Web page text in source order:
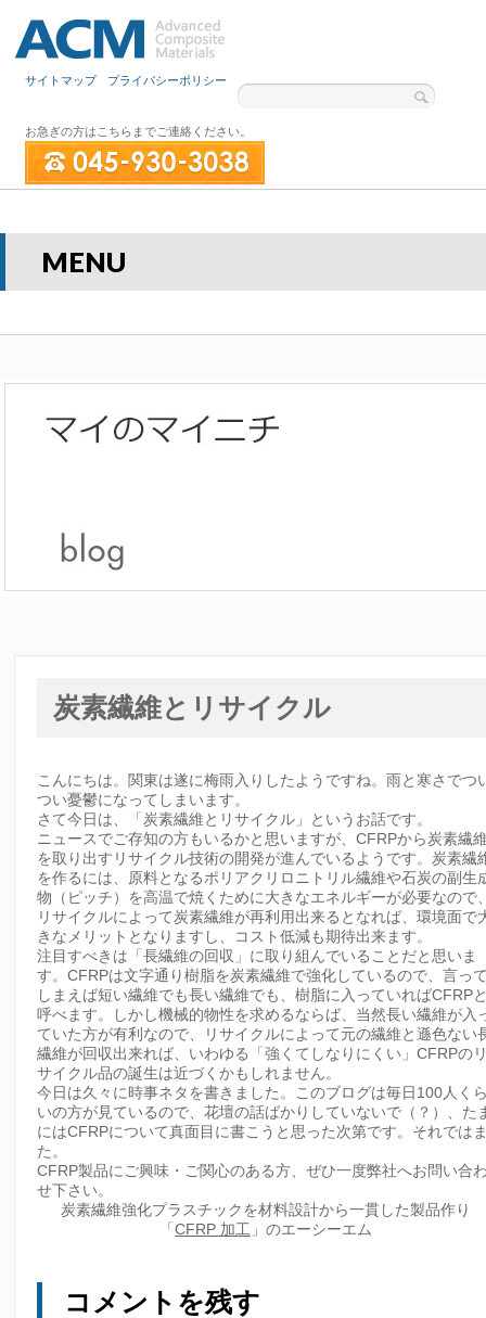
サイトマップ プライバシーポリシー
お急ぎの方はこちらまでご連絡ください。
MENU
炭素繊維とリサイクル
こんにちは。関東は遂に梅雨入りしたようですね。雨と寒さでつ
つい憂鬱になってしまいます。
さて今日は、「炭素繊維とリサイクル」というお話です。
ニュースでご存知の方もいるかと思いますが、CFRPから炭素繊
を取り出すリサイクル技術の開発が進んでいるようです。炭素繊
を作るには、原料となるポリアクリロニトリル繊維や石炭の副生
物（ピッチ）を高温で焼くために大きなエネルギーが必要なので
リサイクルによって炭素繊維が再利用出来るとなれば、環境面で
きなメリットとなりますし、コスト低減も期待出来ます。
注目すべきは「長繊維の回収」に取り組んでいることだと思いま
す。CFRPは文字通り樹脂を炭素繊維で強化しているので、言っ
しまえば短い繊維でも長い繊維でも、樹脂に入っていればCFRP
呼べます。しかし機械的物性を求めるならば、当然長い繊維が入
ていた方が有利なので、リサイクルによって元の繊維と遜色ない
繊維が回収出来れば、いわゆる「強くてしなりにくい」CFRPの
サイクル品の誕生は近づくかもしれません。
今日は久々に時事ネタを書きました。このブログは毎日100人く
いの方が見ているので、花壇の話ばかりしていないで（？）、た
にはCFRPについて真面目に書こうと思った次第です。それでは
た。
CFRP製品にご興味・ご関心のある方、ぜひ一度弊社へお問い合
せ下さい。
炭素繊維強化プラスチックを材料設計から一貫した製品作り
「 CFRP 加工 」のエーシーエム
コメントを残す